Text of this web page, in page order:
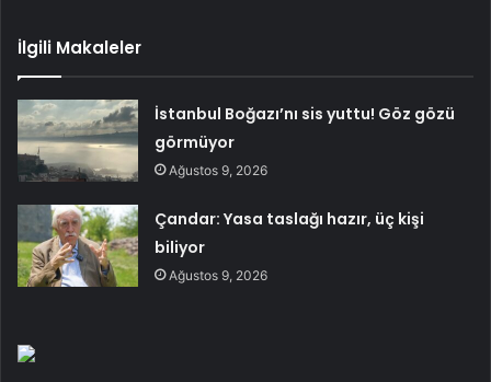
İlgili Makaleler
İstanbul Boğazı’nı sis yuttu! Göz gözü
görmüyor
Ağustos 9, 2026
Çandar: Yasa taslağı hazır, üç kişi
biliyor
Ağustos 9, 2026